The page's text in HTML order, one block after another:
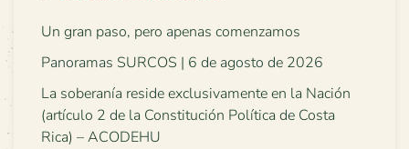
Un gran paso, pero apenas comenzamos
Panoramas SURCOS | 6 de agosto de 2026
La soberanía reside exclusivamente en la Nación
(artículo 2 de la Constitución Política de Costa
Rica) – ACODEHU